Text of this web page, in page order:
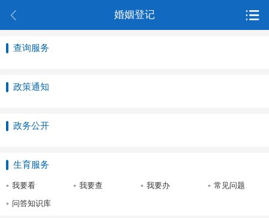
婚姻登记
查询服务
政策通知
政务公开
生育服务
我要看 我要查 我要办
常见问题
问答知识库